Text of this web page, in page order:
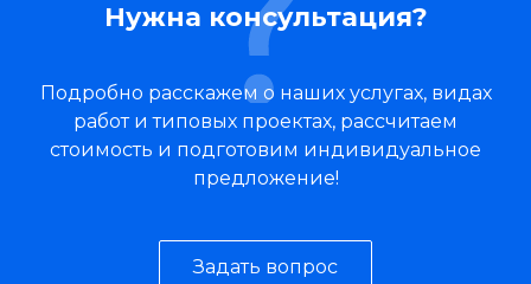
Нужна консультация?
Подробно расскажем о наших услугах, видах
работ и типовых проектах, рассчитаем
стоимость и подготовим индивидуальное
предложение!
Задать вопрос